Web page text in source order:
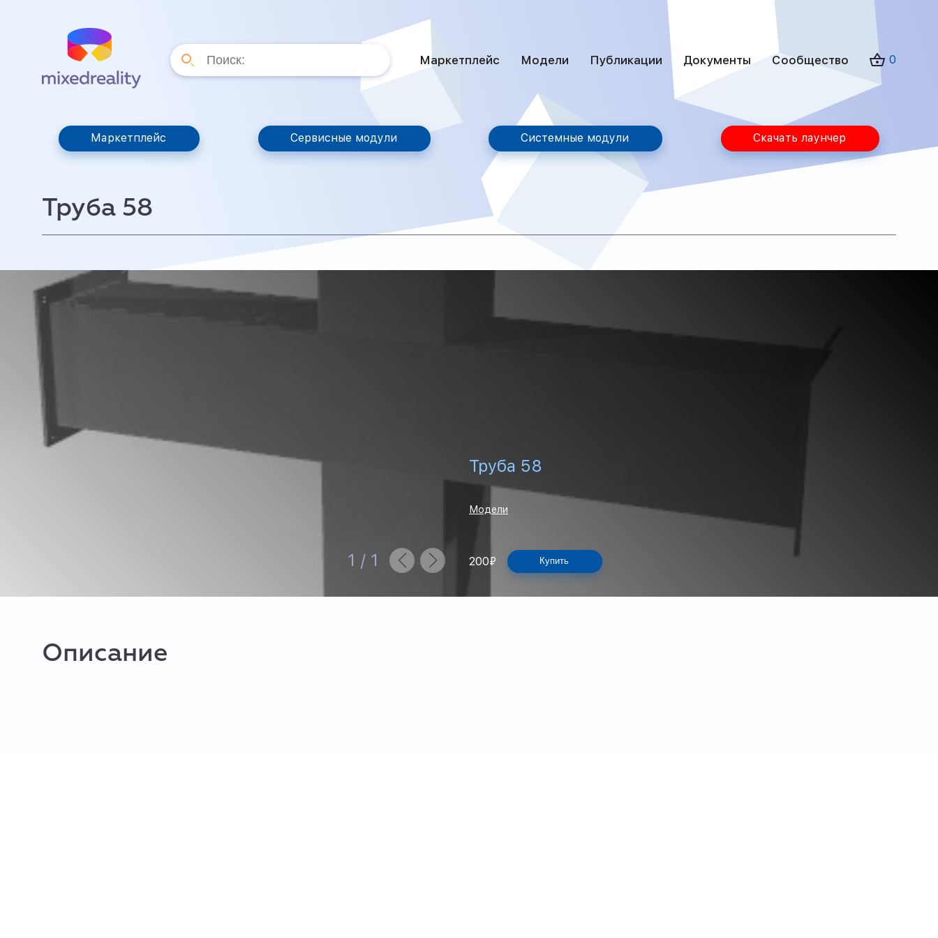
Маркетплейс Модели Публикации Документы Сообщество 0
Маркетплейс Сервисные модули Системные модули Скачать лаунчер
Труба 58
1 / 1
Труба 58
Модели
200₽ Купить
Описание